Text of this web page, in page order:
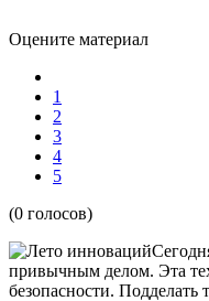
Оцените материал
1
2
3
4
5
(0 голосов)
привычным делом. Эта
безопасности. Подделать